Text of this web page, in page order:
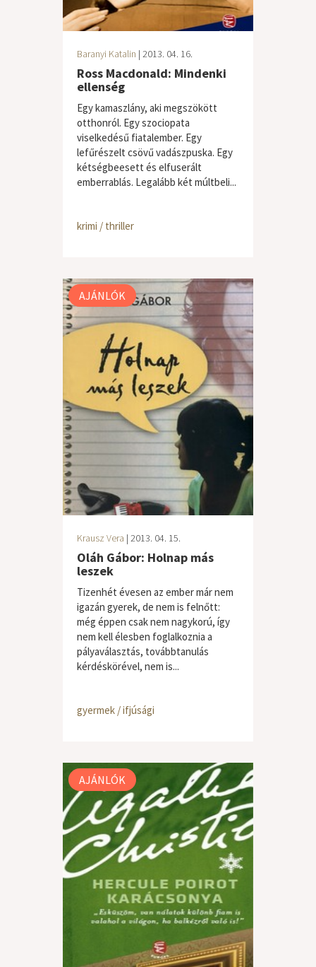
Baranyi Katalin | 2013. 04. 16.
Ross Macdonald: Mindenki
ellenség
Egy kamaszlány, aki megszökött
otthonról. Egy szociopata
viselkedésű fiatalember. Egy
lefűrészelt csövű vadászpuska. Egy
kétségbeesett és elfuserált
emberrablás. Legalább két múltbeli...
krimi / thriller
AJÁNLÓK
Krausz Vera | 2013. 04. 15.
Oláh Gábor: Holnap más
leszek
Tizenhét évesen az ember már nem
igazán gyerek, de nem is felnőtt:
még éppen csak nem nagykorú, így
nem kell élesben foglalkoznia a
pályaválasztás, továbbtanulás
kérdéskörével, nem is...
gyermek / ifjúsági
AJÁNLÓK